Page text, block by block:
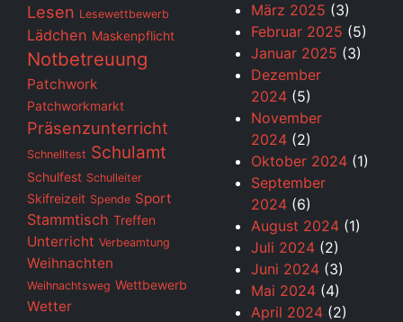
Lesen Lesewettbewerb
Lädchen Maskenpflicht
Notbetreuung
Patchwork
Patchworkmarkt
Präsenzunterricht
Schnelltest Schulamt
Schulfest Schulleiter
Skifreizeit Spende Sport
Stammtisch Treffen
Unterricht Verbeamtung
Weihnachten
Weihnachtsweg Wettbewerb
Wetter
März 2025 (3)
Februar 2025 (5)
Januar 2025 (3)
Dezember
2024 (5)
November
2024 (2)
Oktober 2024 (1)
September
2024 (6)
August 2024 (1)
Juli 2024 (2)
Juni 2024 (3)
Mai 2024 (4)
April 2024 (2)